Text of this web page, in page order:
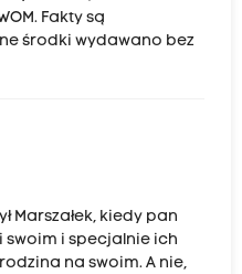
Fakty są
środki wydawano bez
Marszałek, kiedy pan
swoim i specjalnie ich
na swoim. A nie,